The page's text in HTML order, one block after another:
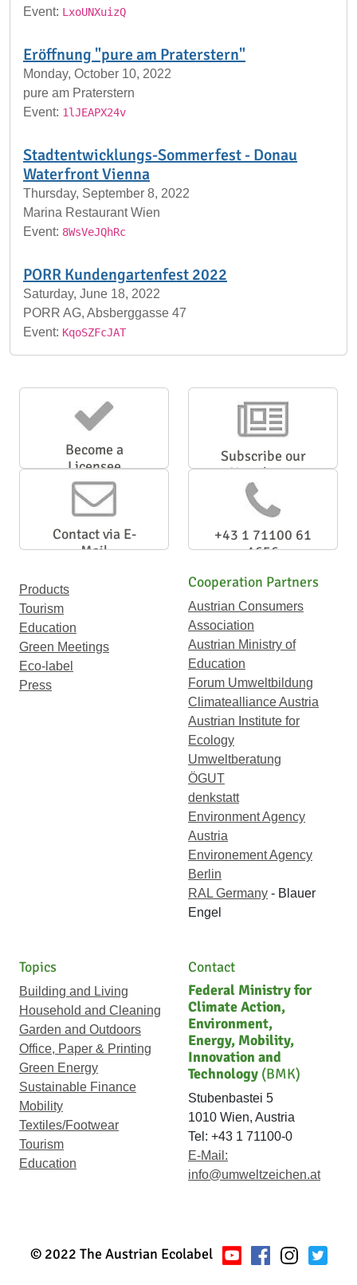
Event: LxoUNXuizQ
Eröffnung "pure am Praterstern"
Monday, October 10, 2022
pure am Praterstern
Event: 1lJEAPX24v
Stadtentwicklungs-Sommerfest - Donau
Waterfront Vienna
Thursday, September 8, 2022
Marina Restaurant Wien
Event: 8WsVeJQhRc
PORR Kundengartenfest 2022
Saturday, June 18, 2022
PORR AG, Absberggasse 47
Event: KqoSZFcJAT
Become a
Licensee
Subscribe our
Newsletter
Contact via E-
Mail
+43 1 71100 61
1656
Products
Tourism
Education
Green Meetings
Eco-label
Press
Cooperation Partners
Austrian Consumers
Association
Austrian Ministry of
Education
Forum Umweltbildung
Climatealliance Austria
Austrian Institute for
Ecology
Umweltberatung
ÖGUT
denkstatt
Environment Agency
Austria
Environement Agency
Berlin
RAL Germany - Blauer
Engel
Topics
Building and Living
Household and Cleaning
Garden and Outdoors
Office, Paper & Printing
Green Energy
Sustainable Finance
Mobility
Textiles/Footwear
Tourism
Education
Contact
Federal Ministry for
Climate Action,
Environment,
Energy, Mobility,
Innovation and
Technology (BMK)
Stubenbastei 5
1010 Wien, Austria
Tel: +43 1 71100-0
E-Mail:
info@umweltzeichen.at
© 2022 The Austrian Ecolabel